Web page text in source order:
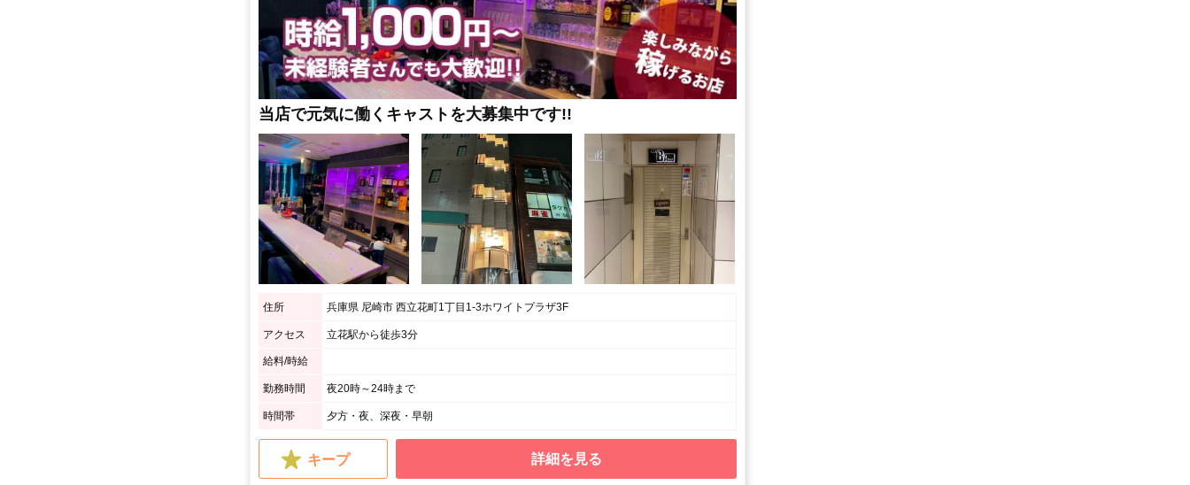
当店で元気に働くキャストを大募集中です!!
住所 兵庫県 尼崎市 西立花町1丁目1-3ホワイトプラザ3F
アクセス 立花駅から徒歩3分
給料/時給
勤務時間 夜20時～24時まで
時間帯 夕方・夜、深夜・早朝
キープ 詳細を見る